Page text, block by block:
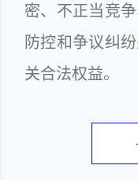
密、不正当竞
防控和争议纠
关合法权益。